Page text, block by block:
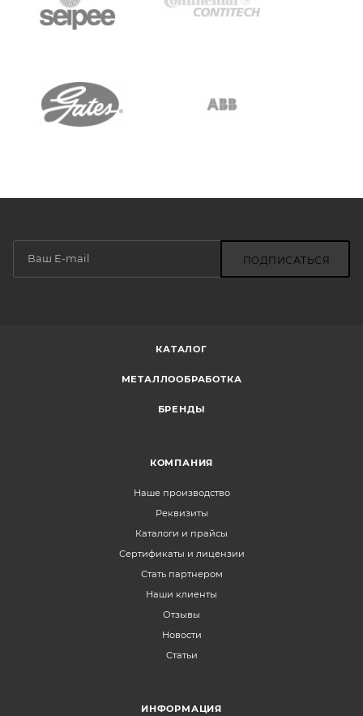
ПОДПИСАТЬСЯ
КАТАЛОГ
МЕТАЛЛООБРАБОТКА
БРЕНДЫ
КОМПАНИЯ
Наше производство
Реквизиты
Каталоги и прайсы
Сертификаты и лицензии
Стать партнером
Наши клиенты
Отзывы
Новости
Статьи
ИНФОРМАЦИЯ